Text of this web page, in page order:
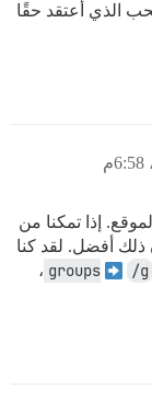
الذي أعتقد حقًا
إذا تمكنا من
ذلك أفضل. لقد كنا
/g
،